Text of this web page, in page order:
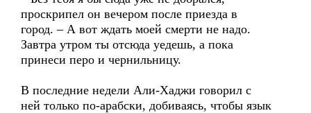
проскрипел он вечером после приезда в
город. – А вот ждать моей смерти не надо.
Завтра утром ты отсюда уедешь, а пока
принеси перо и чернильницу.
В последние недели Али-Хаджи говорил с
ней только по-арабски, добиваясь, чтобы язык